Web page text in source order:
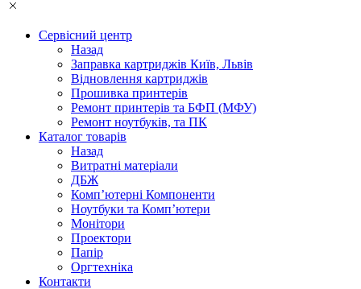
Сервісний центр
Назад
Заправка картриджів Київ, Львів
Відновлення картриджів
Прошивка принтерів
Ремонт принтерів та БФП (МФУ)
Ремонт ноутбуків, та ПК
Каталог товарів
Назад
Витратні матеріали
ДБЖ
Комп’ютерні Компоненти
Ноутбуки та Комп’ютери
Монітори
Проектори
Папір
Оргтехніка
Контакти